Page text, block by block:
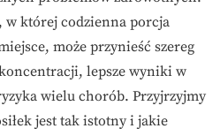
w której codzienna porcja
może przynieść szereg
lepsze wyniki w
wielu chorób. Przyjrzyjmy
jest tak istotny i jakie